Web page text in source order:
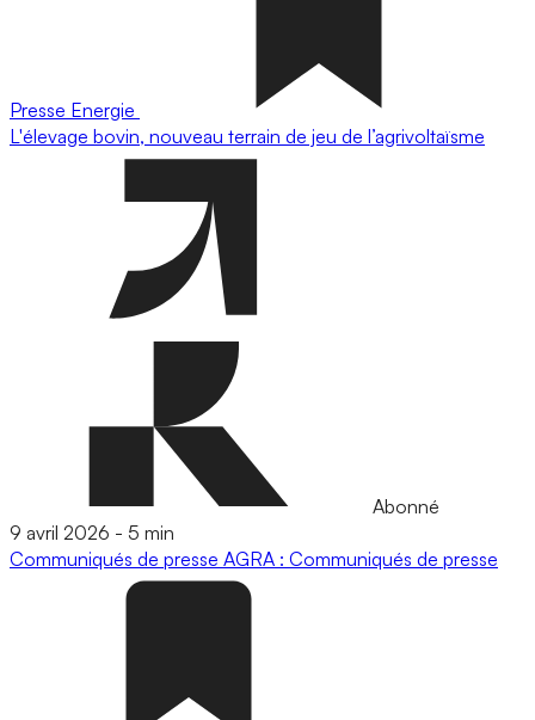
Presse Energie
L'élevage bovin, nouveau terrain de jeu de l’agrivoltaïsme
Abonné
9 avril 2026 - 5 min
Communiqués de presse AGRA : Communiqués de presse